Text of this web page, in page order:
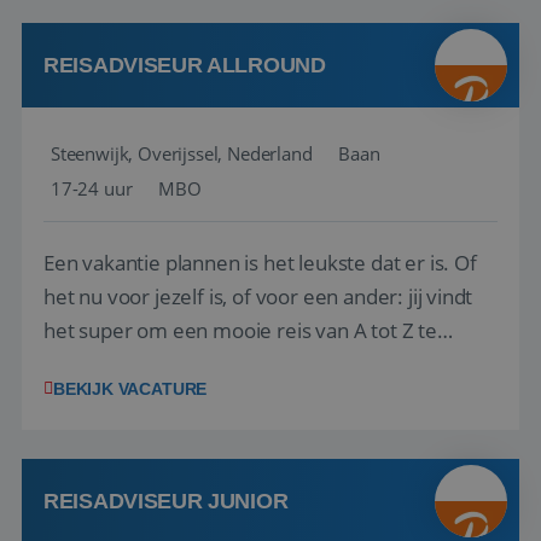
kwaliteitsbewaking van alles wat met IATA te m...
REISADVISEUR ALLROUND
Steenwijk, Overijssel, Nederland
Baan
17-24 uur
MBO
Een vakantie plannen is het leukste dat er is. Of
het nu voor jezelf is, of voor een ander: jij vindt
het super om een mooie reis van A tot Z te
vakantiegangers de meest prachtige plekjes op
werken: of het nu gaat om vragen ...
BEKIJK VACATURE
REISADVISEUR JUNIOR